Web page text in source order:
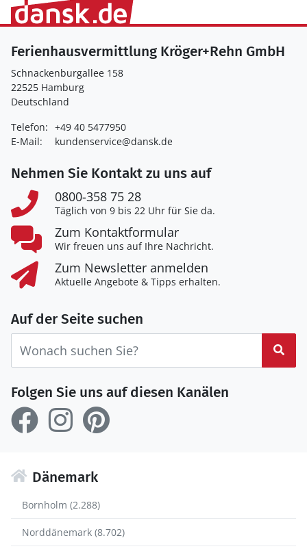
Ferienhausvermittlung Kröger+Rehn GmbH
Schnackenburgallee 158
22525 Hamburg
Deutschland
Telefon: +49 40 5477950
E-Mail:
kundenservice@dansk.de
Nehmen Sie Kontakt zu uns auf
0800-358 75 28
Täglich von 9 bis 22 Uhr für Sie da.
Zum Kontaktformular
Wir freuen uns auf Ihre Nachricht.
Zum Newsletter anmelden
Aktuelle Angebote & Tipps erhalten.
Auf der Seite suchen
Folgen Sie uns auf diesen Kanälen
Dänemark
Bornholm (2.288)
Norddänemark (8.702)